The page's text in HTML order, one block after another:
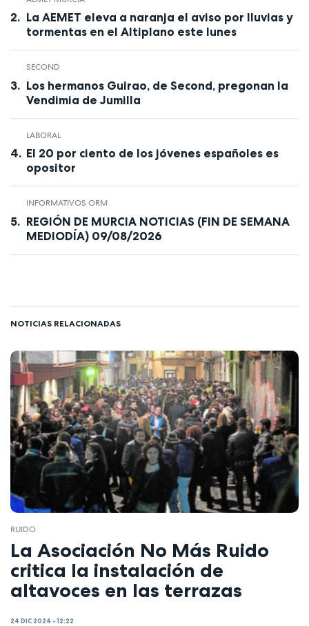
La AEMET eleva a naranja el aviso por lluvias y
tormentas en el Altiplano este lunes
SECOND
Los hermanos Guirao, de Second, pregonan la
Vendimia de Jumilla
LABORAL
El 20 por ciento de los jóvenes españoles es
opositor
INFORMATIVOS ORM
REGIÓN DE MURCIA NOTICIAS (FIN DE SEMANA
MEDIODÍA) 09/08/2026
NOTICIAS RELACIONADAS
RUIDO
La Asociación No Más Ruido
critica la instalación de
altavoces en las terrazas
24 DIC 2024 - 12:22